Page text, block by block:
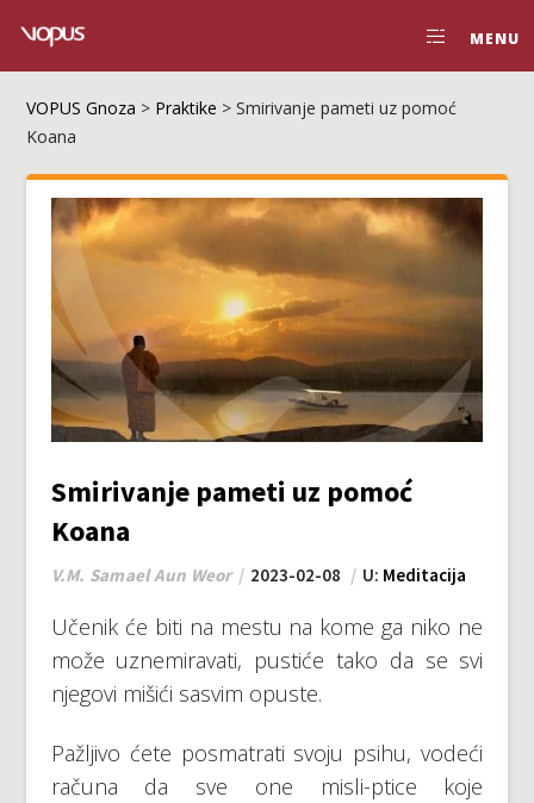
MENU
VOPUS Gnoza > Praktike >Smirivanje pameti uz pomoć
Koana
Smirivanje pameti uz pomoć
Koana
V.M. Samael Aun Weor 2023-02-08 U: Meditacija
Učenik će biti na mestu na kome ga niko ne
može uznemiravati, pustiće tako da se svi
njegovi mišići sasvim opuste.
Pažljivo ćete posmatrati svoju psihu, vodeći
računa da sve one misli-ptice koje